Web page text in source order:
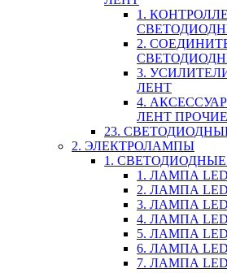
1.
2.
3.
ЛЕНТ
4.
ЛЕНТ ПРОЧИЕ
23.
2. ЭЛЕКТРОЛАМПЫ
1.
1. ЛАМПА LED
2. ЛАМПА LED
3. ЛАМПА LED
4. ЛАМПА LED
5. ЛАМПА LED
6. ЛАМПА LED
7. ЛАМПА LED